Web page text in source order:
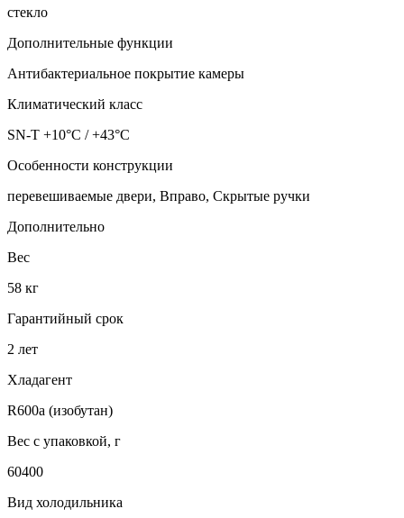
стекло
Дополнительные функции
Антибактериальное покрытие камеры
Климатический класс
SN-T +10°C / +43°C
Особенности конструкции
перевешиваемые двери, Вправо, Скрытые ручки
Дополнительно
Вес
58 кг
Гарантийный срок
2 лет
Хладагент
R600a (изобутан)
Вес с упаковкой, г
60400
Вид холодильника